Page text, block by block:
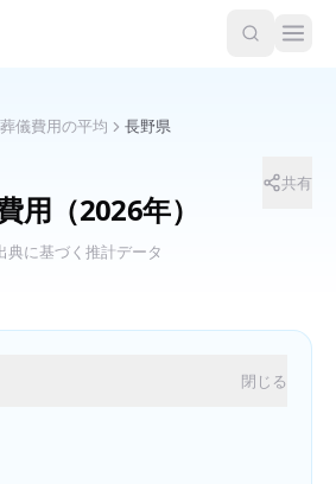
葬儀費用の平均 長野県
用 （2026年）
典に基づく推計データ
共有
閉じる